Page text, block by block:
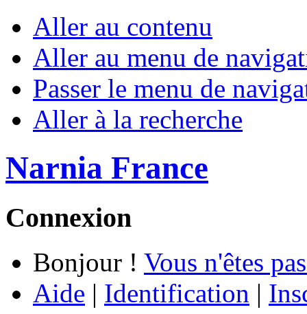
Aller au contenu
Aller au menu de
Passer le menu de
Aller à la recherche
Narnia France
Connexion
Bonjour ! Vous n'êtes
Aide | Identification |